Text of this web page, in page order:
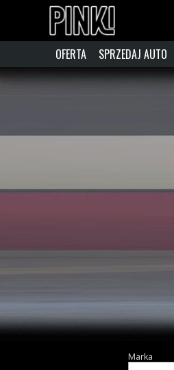
OFERTA SPRZEDAJ AUTO
Marka